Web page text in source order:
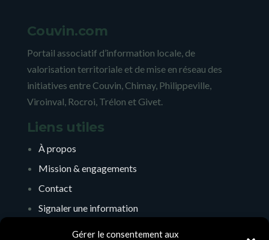
Gérer le consentement aux
Couvin.com
Portail associatif d’information locale, de
valorisation territoriale et de mise en réseau des
initiatives entre Couvin, Chimay, Philippeville,
Viroinval, Rocroi, Trélon et Givet.
Liens utiles
À propos
Mission & engagements
Contact
Signaler une information